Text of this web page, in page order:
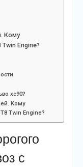
Кому
Engine?
xc90?
Кому
Twin Engine?
с